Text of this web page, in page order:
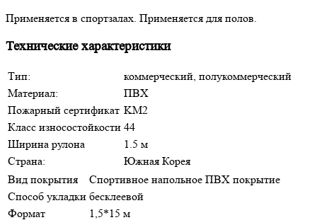
Применяется в спортзалах. Применяется для полов.
Технические характеристики
Тип:
коммерческий, полукоммерческий
Материал:
ПВХ
Пожарный сертификат KM2
Класс износостойкости 44
Ширина рулона
1.5 м
Страна:
Южная Корея
Вид покрытия
Спортивное напольное ПВХ покрытие
Способ укладки бесклеевой
Формат
1,5*15 м